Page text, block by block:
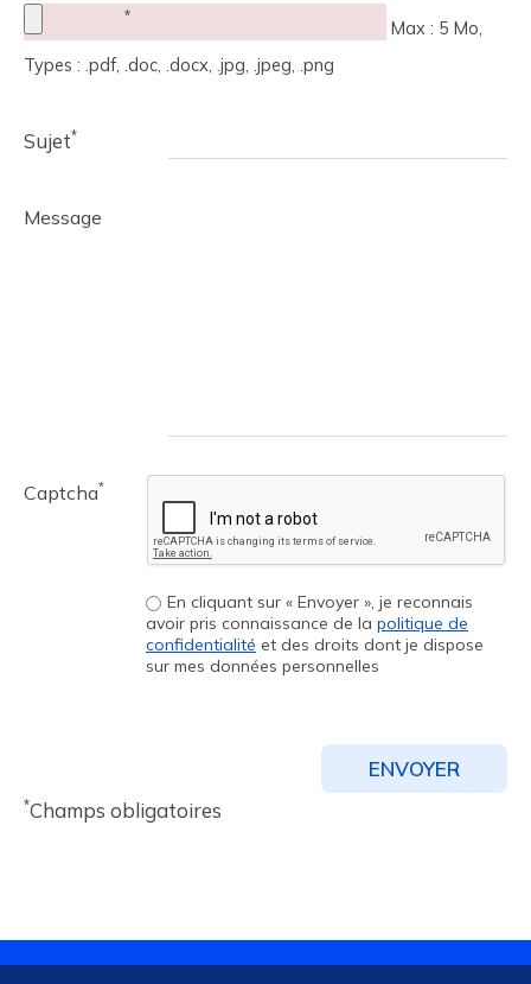
*
Max : 5 Mo,
Types : .pdf, .doc, .docx, .jpg, .jpeg, .png
Sujet*
Message
Captcha*
En cliquant sur « Envoyer », je reconnais
avoir pris connaissance de la politique de
confidentialité et des droits dont je dispose
sur mes données personnelles
*Champs obligatoires